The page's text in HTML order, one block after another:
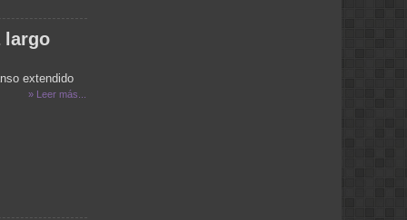
largo
extendido
» Leer más...